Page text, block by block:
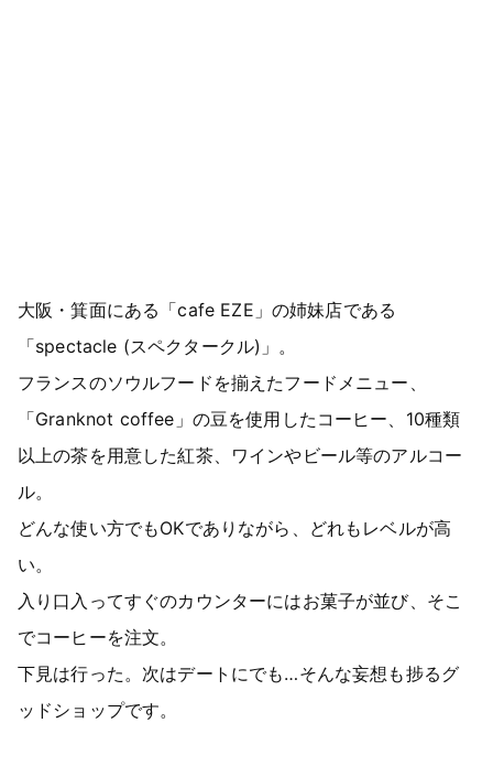
大阪・箕面にある「cafe EZE」の姉妹店である
「spectacle (スペクタークル)」。
フランスのソウルフードを揃えたフードメニュー、
「Granknot coffee」の豆を使用したコーヒー、10種類
以上の茶を用意した紅茶、ワインやビール等のアルコー
ル。
どんな使い方でもOKでありながら、どれもレベルが高
い。
入り口入ってすぐのカウンターにはお菓子が並び、そこ
でコーヒーを注文。
下見は行った。次はデートにでも…そんな妄想も捗るグ
ッドショップです。